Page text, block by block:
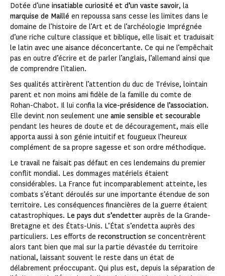
Dotée d’une insatiable curiosité et d’un vaste savoir, la
marquise de Maillé en repoussa sans cesse les limites dans le
domaine de l’histoire de l’Art et de l’archéologie Imprégnée
d’une riche culture classique et biblique, elle lisait et traduisait
le latin avec une aisance déconcertante. Ce qui ne l’empêchait
pas en outre d’écrire et de parler l’anglais, l’allemand ainsi que
de comprendre l’italien.
Ses qualités attirèrent l’attention du duc de Trévise, lointain
parent et non moins ami fidèle de la famille du comte de
Rohan-Chabot. Il lui confia la vice-présidence de l’association.
Elle devint non seulement une amie sensible et secourable
pendant les heures de doute et de découragement, mais elle
apporta aussi à son génie intuitif et fougueux l’heureux
complément de sa propre sagesse et son ordre méthodique.
Le travail ne faisait pas défaut en ces lendemains du premier
conflit mondial. Les dommages matériels étaient
considérables. La France fut incomparablement atteinte, les
combats s’étant déroulés sur une importante étendue de son
territoire. Les conséquences financières de la guerre étaient
catastrophiques. Le pays dut s’endetter auprès de la Grande-
Bretagne et des États-Unis. L’État s’endetta auprès des
particuliers. Les efforts de reconstruction se concentrèrent
alors tant bien que mal sur la partie dévastée du territoire
national, laissant souvent le reste dans un état de
délabrement préoccupant. Qui plus est, depuis la séparation de